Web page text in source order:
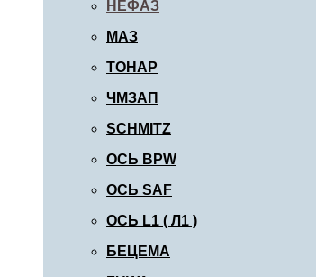
НЕФАЗ
МАЗ
ТОНАР
ЧМЗАП
SCHMITZ
ОСЬ BPW
ОСЬ SAF
ОСЬ L1 ( Л1 )
БЕЦЕМА